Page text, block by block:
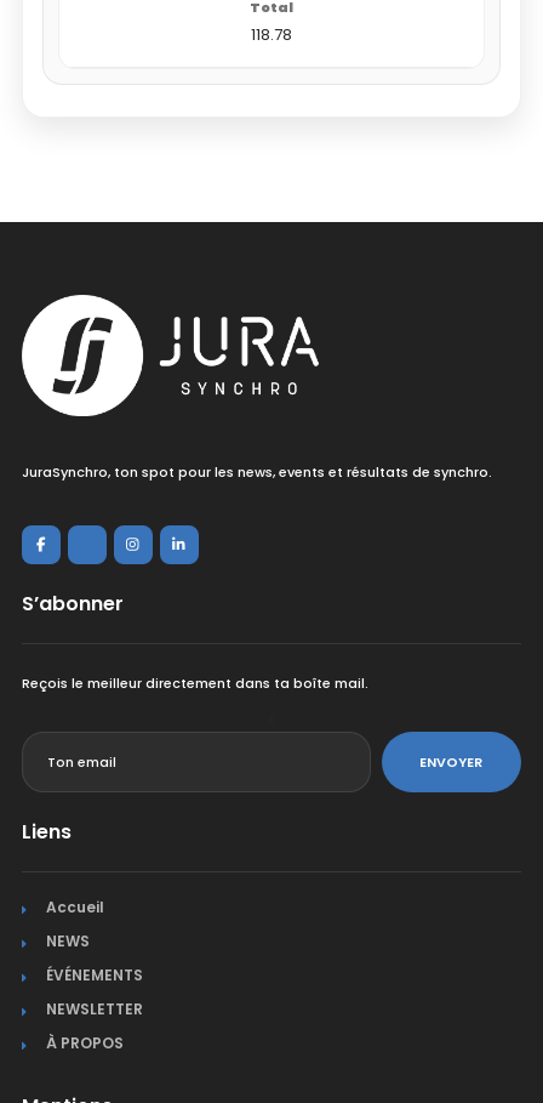
118.78
JuraSynchro, ton spot pour les news, events et résultats de synchro.
S’abonner
Reçois le meilleur directement dans ta boîte mail.
ENVOYER
Liens
Accueil
NEWS
ÉVÉNEMENTS
NEWSLETTER
À PROPOS